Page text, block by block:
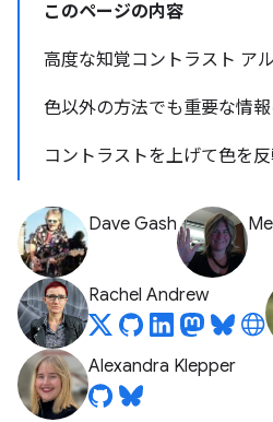
このページの内容
高度な知覚コントラスト ア
色以外の方法でも重要な情
コントラストを上げて色を
Dave Gash
Rachel Andrew
Alexandra Klepper